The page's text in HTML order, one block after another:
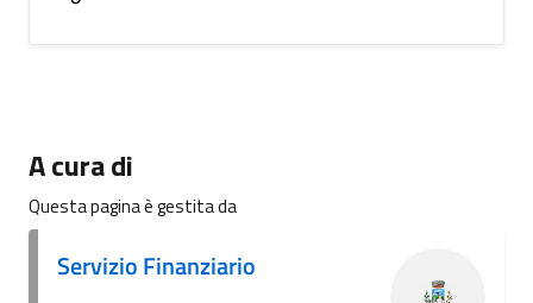
A cura di
Questa pagina è gestita da
Servizio Finanziario